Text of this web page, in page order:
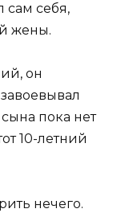
сам себя,
жены.
он
пока нет
10-летний
нечего.